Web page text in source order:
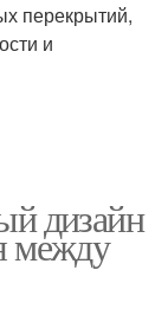
перекрытий,
и
дизайн
между